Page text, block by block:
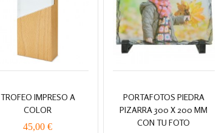
TROFEO IMPRESO A
COLOR
45,00 €
PORTAFOTOS PIEDRA
PIZARRA 300 X 200 MM
CON TU FOTO